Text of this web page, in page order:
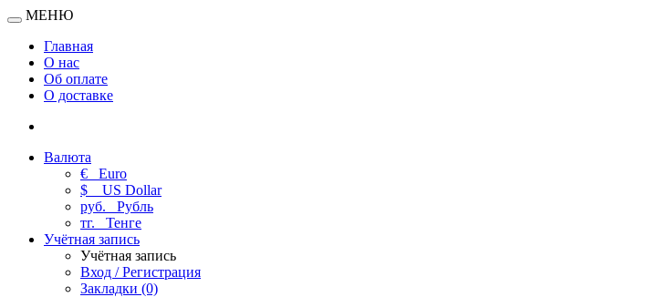
МЕНЮ
Главная
О нас
Об оплате
О доставке
Валюта
€ Euro
$
US Dollar
руб. Рубль
тг. Тенге
Учётная запись
Учётная запись
Вход / Регистрация
Закладки (0)